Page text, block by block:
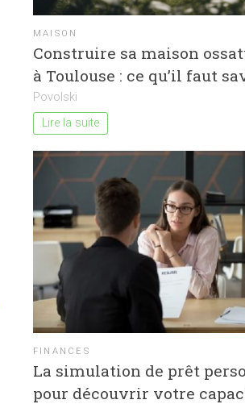
MAISON
Construire sa maison
à Toulouse : ce qu’il faut
Povolski
Lire la suite
FINANCES
La simulation de prêt
pour découvrir votre